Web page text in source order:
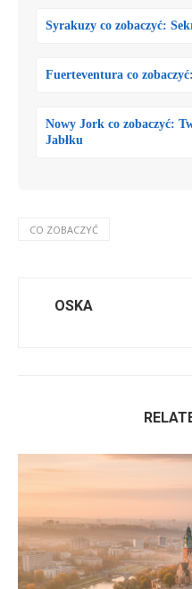
Syrakuzy co zobaczyć:
Fuerteventura co
Nowy Jork co zobaczyć:
Jabłku
CO ZOBACZYĆ
OSKA